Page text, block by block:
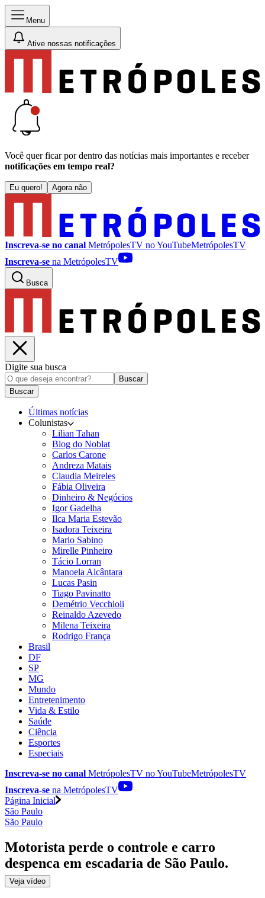
Menu
Ative nossas notificações
Você quer ficar por dentro das notícias mais importantes e receber
notificações em tempo real?
Eu quero! Agora não
Inscreva-se no canal MetrópolesTV noYouTubeMetrópolesTV
Inscreva-se na MetrópolesTV
Busca
Digite sua busca
Buscar
Buscar
Últimas notícias
Colunistas
Lilian Tahan
Blog do Noblat
Carlos Carone
Andreza Matais
Claudia Meireles
Fábia Oliveira
Dinheiro & Negócios
Igor Gadelha
Ilca Maria Estevão
Isadora Teixeira
Mario Sabino
Mirelle Pinheiro
Tácio Lorran
Manoela Alcântara
Lucas Pasin
Tiago Pavinatto
Demétrio Vecchioli
Reinaldo Azevedo
Milena Teixeira
Rodrigo França
Brasil
DF
SP
MG
Mundo
Entretenimento
Vida & Estilo
Saúde
Ciência
Esportes
Especiais
Inscreva-se no canal MetrópolesTV noYouTubeMetrópolesTV
Inscreva-se na MetrópolesTV
Página Inicial
São Paulo
São Paulo
Motorista perde o controle e carro
despenca em escadaria de São Paulo.
Veja vídeo